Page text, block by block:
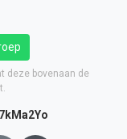
deze bovenaan de